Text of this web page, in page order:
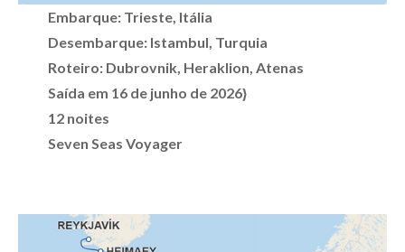
Embarque: Trieste, Itália
Desembarque: Istambul, Turquia
Roteiro: Dubrovnik, Heraklion, Atenas
Saída em 16 de junho de 2026}
12 noites
Seven Seas Voyager